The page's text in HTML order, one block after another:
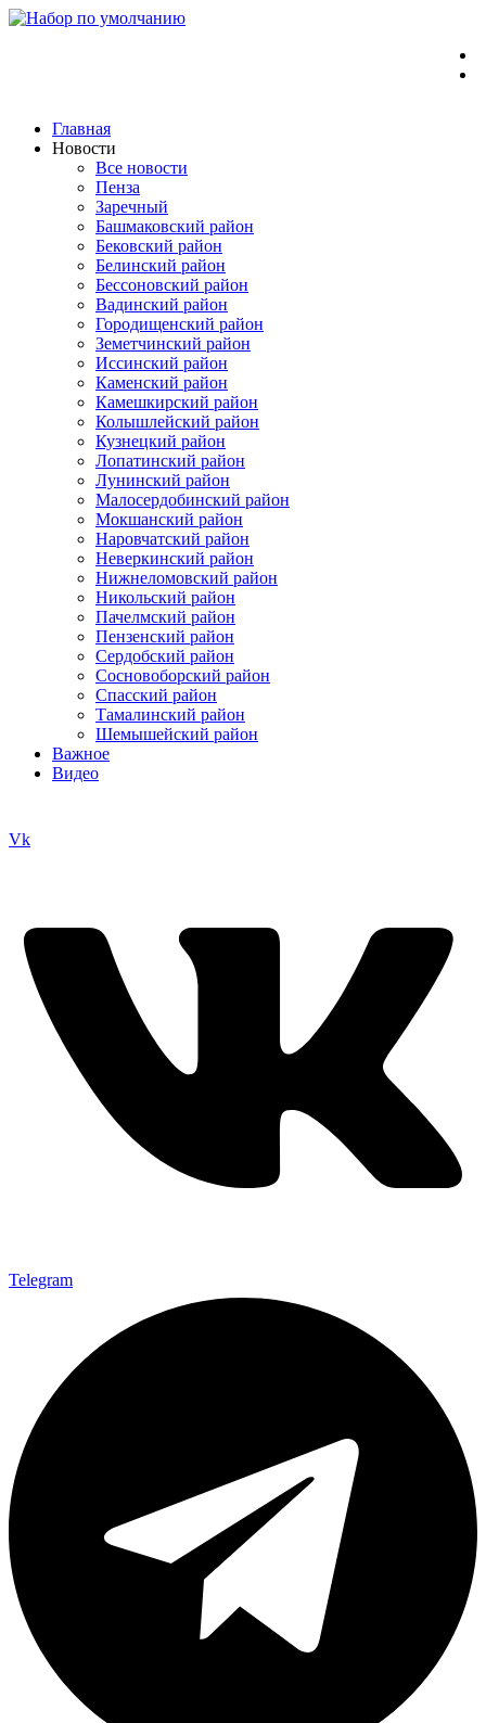
Перейти
Главная
Новости
Все новости
Пенза
Заречный
Башмаковский район
Бековский район
Белинский район
Бессоновский район
Вадинский район
Городищенский район
Земетчинский район
Иссинский район
Каменский район
Камешкирский район
Колышлейский район
Кузнецкий район
Лопатинский район
Лунинский район
Малосердобинский район
Мокшанский район
Наровчатский район
Неверкинский район
Нижнеломовский район
Никольский район
Пачелмский район
Пензенский район
Сердобский район
Сосновоборский район
Спасский район
Тамалинский район
Шемышейский район
Важное
Видео
Vk
Telegram